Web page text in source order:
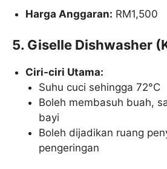
Harga Anggaran: RM1,500
5. Giselle Dishwasher
Ciri-ciri Utama:
Suhu cuci sehingga 72°C
Boleh membasuh buah,
bayi
Boleh dijadikan ruang
pengeringan